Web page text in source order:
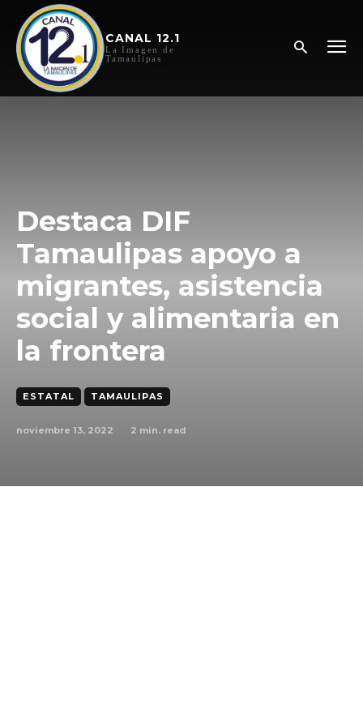
CANAL 12.1
La Imagen de
Tamaulipas
Destaca DIF
Tamaulipas apoyo a
migrantes, asistencia
social y alimentaria en
la frontera
ESTATAL TAMAULIPAS
noviembre 13, 2022 2 min. read